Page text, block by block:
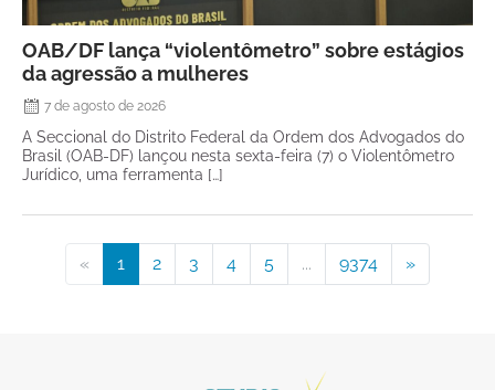
OAB/DF lança “violentômetro” sobre estágios
da agressão a mulheres
7 de agosto de 2026
A Seccional do Distrito Federal da Ordem dos Advogados do
Brasil (OAB-DF) lançou nesta sexta-feira (7) o Violentômetro
Jurídico, uma ferramenta […]
« 1 2 3 4 5 ... 9374 »